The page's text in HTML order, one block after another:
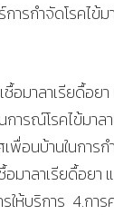
รกำจัดโรคไข้ม
อมาลาเรียดื้อย
ารณ์โรคไข้มาลา
อนบ้านในการก
อมาลาเรียดื้อย
ให้บริการ 4.กา